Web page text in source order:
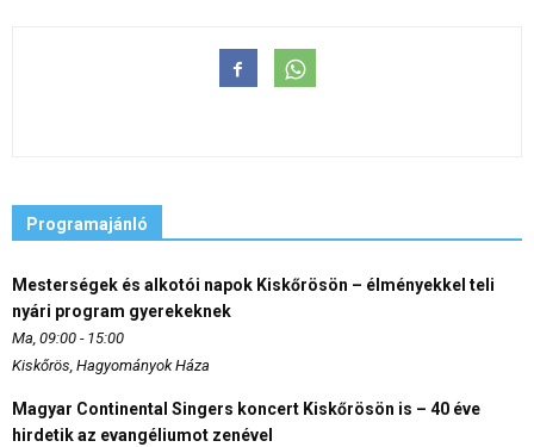
Programajánló
Mesterségek és alkotói napok Kiskőrösön – élményekkel teli
nyári program gyerekeknek
Ma, 09:00 - 15:00
Kiskőrös, Hagyományok Háza
Magyar Continental Singers koncert Kiskőrösön is – 40 éve
hirdetik az evangéliumot zenével